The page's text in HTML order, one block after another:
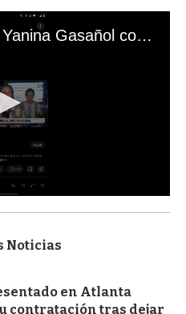
El mal momento de Yanina Gasañol con un hincha argentino en "Subrayado"
Noticias
en Atlanta
contratación tras dejar